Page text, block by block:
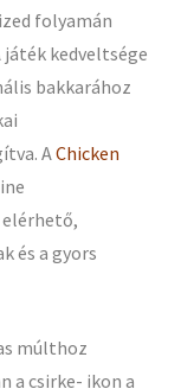
folyamán
kedveltsége
bakkarához
AChicken
és a gyors
múlthoz
a csirke- ikon a